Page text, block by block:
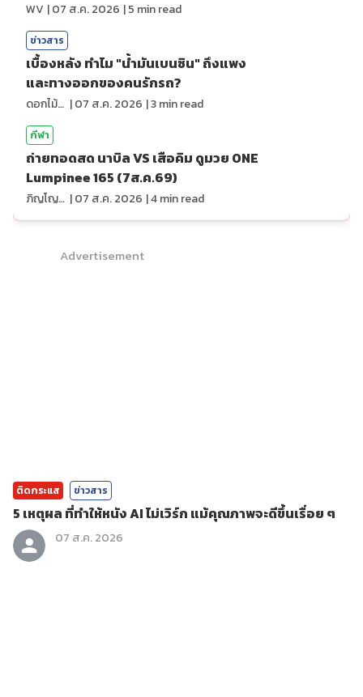
WV |07 ส.ค. 2026 |5 min read
ข่าวสาร
เบื้องหลัง ทำไม "น้ำมันเบนซิน" ถึงแพง
และทางออกของคนรักรถ?
ดอกไม้กับสายน้ำ |07 ส.ค. 2026 |3min read
กีฬา
ถ่ายทอดสด นาบิล VS เสือคิม ดูมวย ONE
Lumpinee 165 (7ส.ค.69)
ภิญโญ ส่องแสง |07 ส.ค. 2026 |4min read
Advertisement
ติดกระแส ข่าวสาร
5 เหตุผล ที่ทำให้หนัง AI ไม่เวิร์ก แม้คุณภาพจะดีขึ้นเรื่อย ๆ
07 ส.ค. 2026